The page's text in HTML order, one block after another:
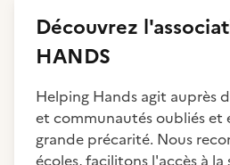
Découvrez
HANDS
Helping Hands agit auprès
et communautés oubliés et
grande précarité. Nous
écoles, facilitons l'accès à